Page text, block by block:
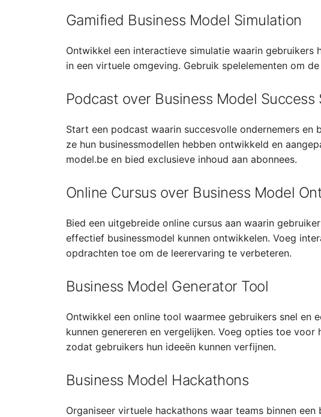
Gamified Business Model Simulation
Ontwikkel een interactieve simulatie waarin gebruikers
in een virtuele omgeving. Gebruik spelelementen om
Podcast over Business Model Success
Start een podcast waarin succesvolle ondernemers en
ze hun businessmodellen hebben ontwikkeld en
model.be en bied exclusieve inhoud aan abonnees.
Online Cursus over Business Model
Bied een uitgebreide online cursus aan waarin
effectief businessmodel kunnen ontwikkelen. Voeg
opdrachten toe om de leerervaring te verbeteren.
Business Model Generator Tool
Ontwikkel een online tool waarmee gebruikers snel en
kunnen genereren en vergelijken. Voeg opties toe voor
zodat gebruikers hun ideeën kunnen verfijnen.
Business Model Hackathons
Organiseer virtuele hackathons waar teams binnen